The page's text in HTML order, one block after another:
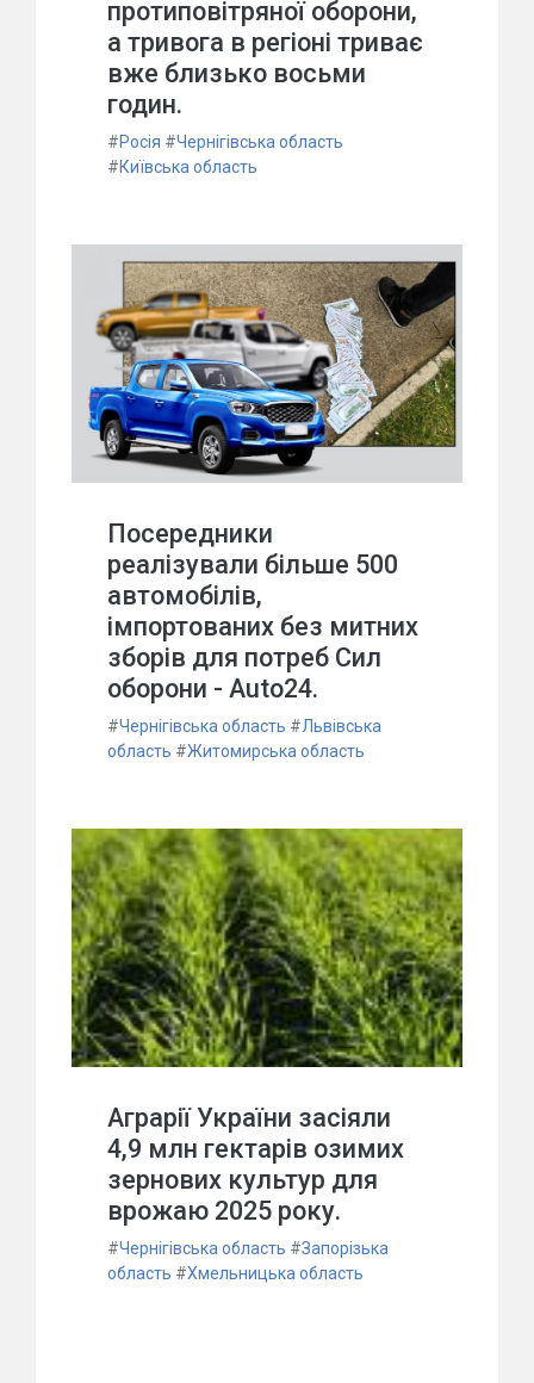
протиповітряної оборони,
а тривога в регіоні триває
вже близько восьми
годин.
#Росія #Чернігівська область
#Київська область
Посередники
реалізували більше 500
автомобілів,
імпортованих без митних
зборів для потреб Сил
оборони - Auto24.
#Чернігівська область #Львівська
область #Житомирська область
Аграрії України засіяли
4,9 млн гектарів озимих
зернових культур для
врожаю 2025 року.
#Чернігівська область #Запорізька
область #Хмельницька область